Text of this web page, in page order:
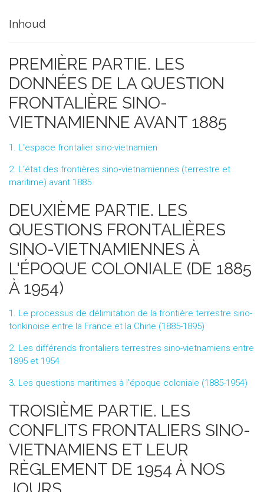
Inhoud
PREMIÈRE PARTIE. LES
DONNÉES DE LA QUESTION
FRONTALIÈRE SINO-
VIETNAMIENNE AVANT 1885
1. L'espace frontalier sino-vietnamien
2. L’état des frontières sino‑vietnamiennes (terrestre et
maritime) avant 1885
DEUXIÈME PARTIE. LES
QUESTIONS FRONTALIÈRES
SINO-VIETNAMIENNES À
L'ÉPOQUE COLONIALE (DE 1885
À 1954)
1. Le processus de délimitation de la frontière terrestre sino-
tonkinoise entre la France et la Chine (1885-1895)
2. Les différends frontaliers terrestres sino-vietnamiens entre
1895 et 1954
3. Les questions maritimes à l’époque coloniale (1885-1954)
TROISIÈME PARTIE. LES
CONFLITS FRONTALIERS SINO-
VIETNAMIENS ET LEUR
RÈGLEMENT DE 1954 À NOS